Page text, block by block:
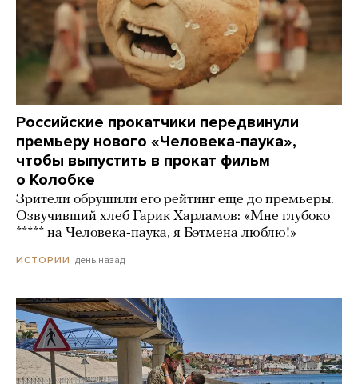
Российские прокатчики передвинули
премьеру нового «Человека-паука»,
чтобы выпустить в прокат фильм
о Колобке
Зрители обрушили его рейтинг еще до премьеры.
Озвучивший хлеб Гарик Харламов: «Мне глубоко
***** на Человека-паука, я Бэтмена люблю!»
ИСТОРИИ день назад